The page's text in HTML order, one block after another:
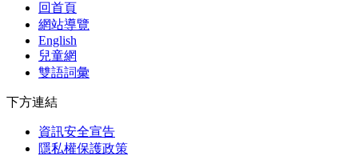
回首頁
網站導覽
English
兒童網
雙語詞彙
下方連結
資訊安全宣告
隱私權保護政策